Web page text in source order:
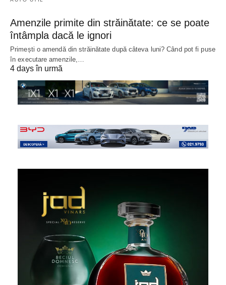
Amenzile primite din străinătate: ce se poate
întâmpla dacă le ignori
Primești o amendă din străinătate după câteva luni? Când pot fi puse
în executare amenzile,…
4 days în urmă